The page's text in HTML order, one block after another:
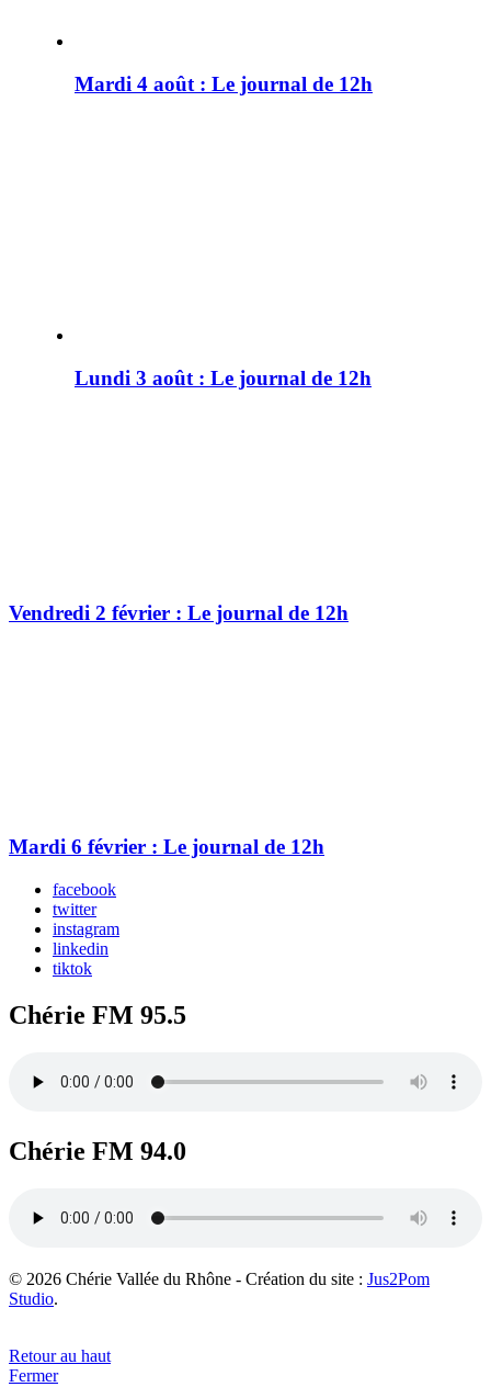
Mardi 4 août : Le journal de 12h
Lundi 3 août : Le journal de 12h
Vendredi 2 février : Le journal de 12h
Mardi 6 février : Le journal de 12h
facebook
twitter
instagram
linkedin
tiktok
Chérie FM 95.5
Chérie FM 94.0
© 2026 Chérie Vallée du Rhône - Création du site : Jus2Pom
Studio.
Retour au haut
Fermer